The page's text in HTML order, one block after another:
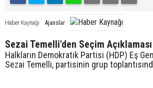
Haber Kaynağı Ajanslar
Sezai Temelli'den Seçim Açıklaması
Halkların Demokratik Partisi (HDP) Eş
Sezai Temelli, partisinin grup